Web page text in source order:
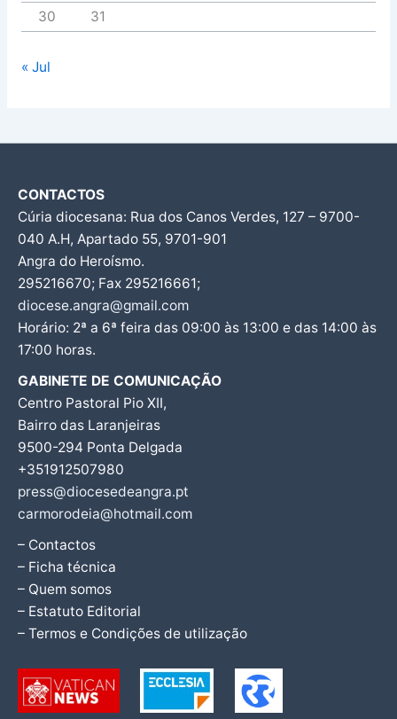
30
31
« Jul
CONTACTOS
Cúria diocesana: Rua dos Canos Verdes, 127 – 9700-
040 A.H, Apartado 55, 9701-901
Angra do Heroísmo.
295216670; Fax 295216661;
diocese.angra@gmail.com
Horário: 2ª a 6ª feira das 09:00 às 13:00 e das 14:00 às
17:00 horas.
GABINETE DE COMUNICAÇÃO
Centro Pastoral Pio XII,
Bairro das Laranjeiras
9500-294 Ponta Delgada
+351912507980
press@diocesedeangra.pt
carmorodeia@hotmail.com
– Contactos
– Ficha técnica
– Quem somos
– Estatuto Editorial
– Termos e Condições de utilização